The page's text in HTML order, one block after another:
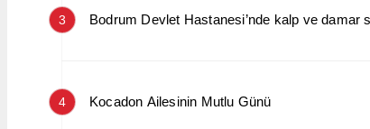
3 Bodrum Devlet Hastanesi’nde kalp ve damar
4 Kocadon Ailesinin Mutlu Günü